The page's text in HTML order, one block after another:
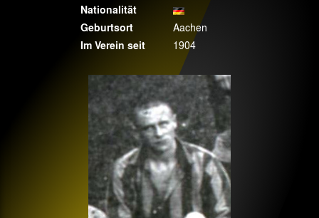
Nationalität
Geburtsort
Aachen
Im Verein seit 1904